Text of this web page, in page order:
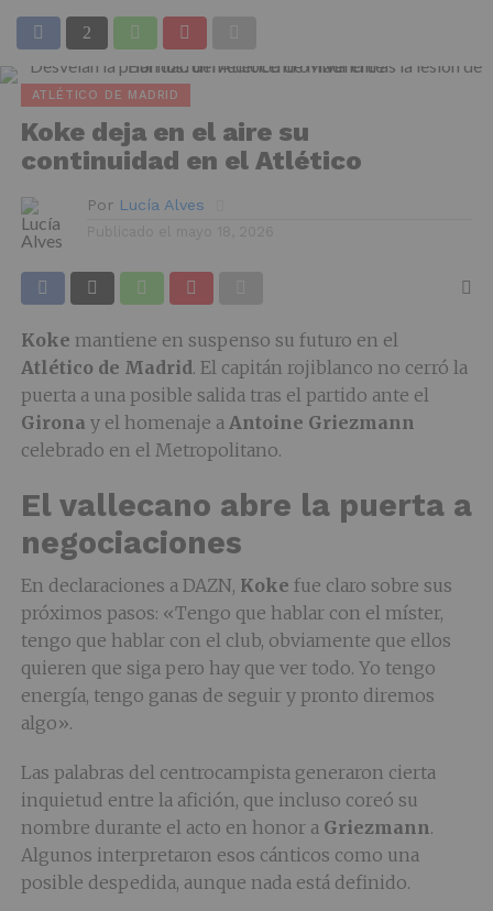
ATLÉTICO DE MADRID
Koke deja en el aire su
continuidad en el Atlético
Por Lucía Alves
Koke mantiene en suspenso su futuro en el
Atlético de Madrid. El capitán rojiblanco no cerró la
puerta a una posible salida tras el partido ante el
Girona y el homenaje a Antoine Griezmann
celebrado en el Metropolitano.
El vallecano abre la puerta a
negociaciones
En declaraciones a DAZN, Koke fue claro sobre sus
próximos pasos: «Tengo que hablar con el míster,
tengo que hablar con el club, obviamente que ellos
quieren que siga pero hay que ver todo. Yo tengo
energía, tengo ganas de seguir y pronto diremos
algo».
Las palabras del centrocampista generaron cierta
inquietud entre la afición, que incluso coreó su
nombre durante el acto en honor a Griezmann.
Algunos interpretaron esos cánticos como una
posible despedida, aunque nada está definido.